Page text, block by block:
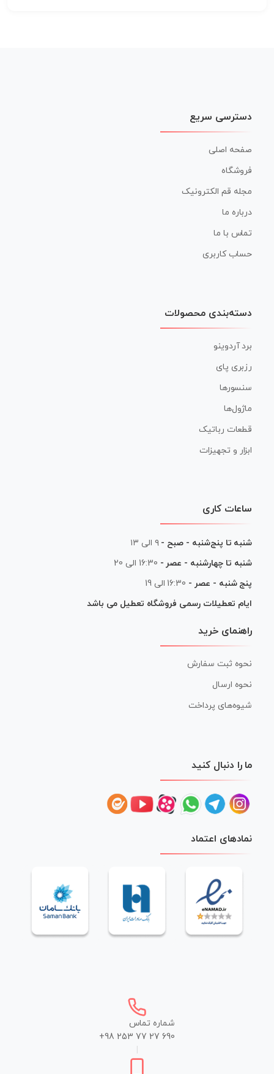
دسترسی سریع
صفحه اصلی
فروشگاه
مجله قم الکترونیک
درباره ما
تماس با ما
حساب کاربری
دسته‌بندی محصولات
برد آردوینو
رزبری پای
سنسورها
ماژول‌ها
قطعات رباتیک
ابزار و تجهیزات
ساعات کاری
شنبه تا پنج‌شنبه - صبح - ۹ الی ۱۳
شنبه تا چهارشنبه - عصر - 16:30 الی 20
پنج شنبه - عصر - 16:30 الی 19
ایام تعطیلات رسمی فروشگاه تعطیل می باشد
راهنمای خرید
نحوه ثبت سفارش
نحوه ارسال
شیوه‌های پرداخت
ما را دنبال کنید
نمادهای اعتماد
شماره تماس
+98 253 77 27 690